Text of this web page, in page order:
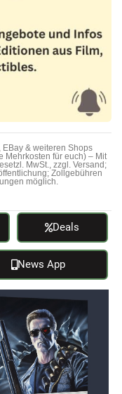
& weiteren Shops
Mehrkosten für euch) – Mit
MwSt., zzgl. Versand;
Zollgebühren
möglich.
Deals
News App